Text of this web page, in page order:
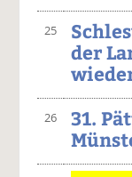
25
der
26 31.